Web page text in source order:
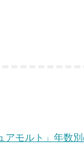
アモルト」年数